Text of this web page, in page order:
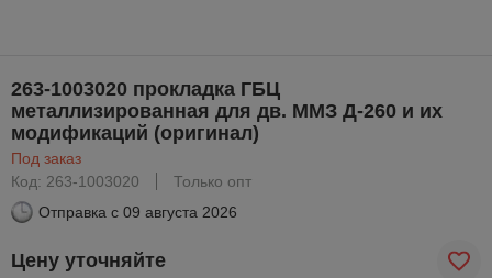
263-1003020 прокладка ГБЦ
металлизированная для дв. ММЗ Д-260 и их
модификаций (оригинал)
Под заказ
Код: 263-1003020
Только опт
Отправка с 09 августа 2026
Цену уточняйте